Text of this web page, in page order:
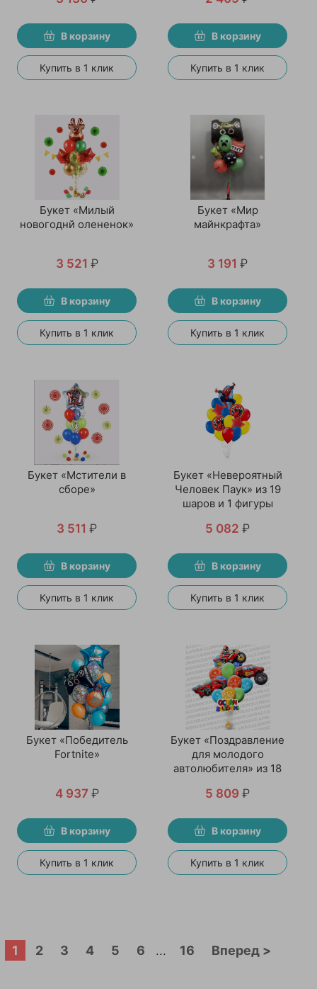
В корзину
Купить в 1 клик
В корзину
Купить в 1 клик
Букет «Милый
новогоднй олененок»
3 521 ₽
В корзину
Купить в 1 клик
Букет «Мир
майнкрафта»
3 191 ₽
В корзину
Купить в 1 клик
Букет «Мстители в
сборе»
3 511 ₽
В корзину
Купить в 1 клик
Букет «Невероятный
Человек Паук» из 19
шаров и 1 фигуры
5 082 ₽
В корзину
Купить в 1 клик
Букет «Победитель
Fortnite»
4 937 ₽
В корзину
Купить в 1 клик
Букет «Поздравление
для молодого
автолюбителя» из 18
5 809 ₽
В корзину
Купить в 1 клик
1 2 3 4 5 6 ... 16 Вперед >